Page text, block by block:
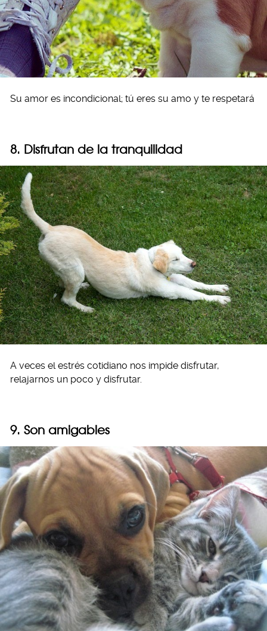
Su amor es incondicional; tú eres su amo y te respetará
8. Disfrutan de la tranquilidad
A veces el estrés cotidiano nos impide disfrutar,
relajarnos un poco y disfrutar.
9. Son amigables